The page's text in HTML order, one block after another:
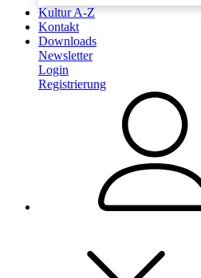
Kultur A-Z
Kontakt
Downloads
Newsletter
Login
Registrierung